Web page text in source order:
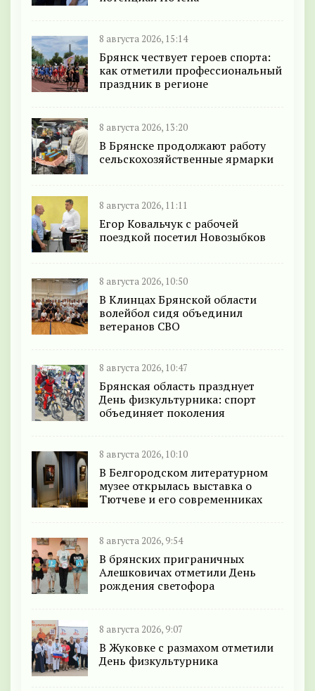
8 августа 2026, 15:14
Брянск чествует героев спорта:
как отметили профессиональный
праздник в регионе
8 августа 2026, 13:20
В Брянске продолжают работу
сельскохозяйственные ярмарки
8 августа 2026, 11:11
Егор Ковальчук с рабочей
поездкой посетил Новозыбков
8 августа 2026, 10:50
В Клинцах Брянской области
волейбол сидя объединил
ветеранов СВО
8 августа 2026, 10:47
Брянская область празднует
День физкультурника: спорт
объединяет поколения
8 августа 2026, 10:10
В Белгородском литературном
музее открылась выставка о
Тютчеве и его современниках
8 августа 2026, 9:54
В брянских приграничных
Алешковичах отметили День
рождения светофора
8 августа 2026, 9:07
В Жуковке с размахом отметили
День физкультурника